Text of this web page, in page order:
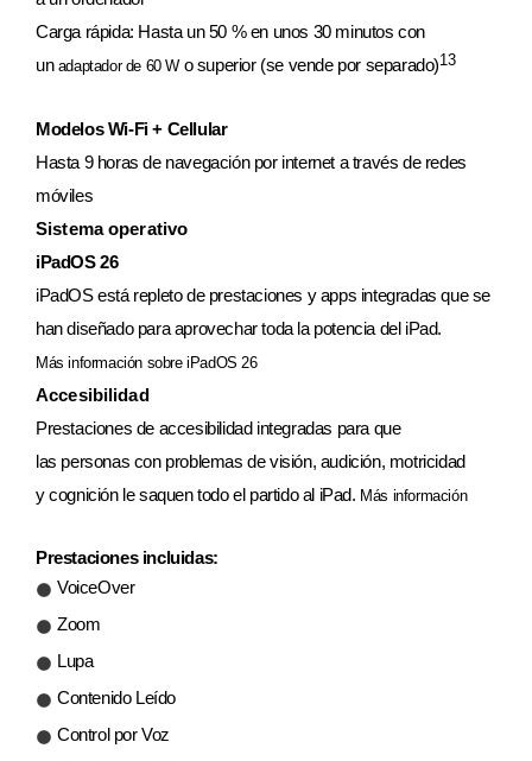
Carga rápida: Hasta un 50 % en unos 30 minutos con
un adaptador de 60 W o superior (se vende por separado)13
Modelos Wi‑Fi + Cellular
Hasta 9 horas de navegación por internet a través de redes
móviles
Sistema operativo
iPadOS 26
iPadOS está repleto de prestaciones y apps integradas que se
han diseñado para aprovechar toda la potencia del iPad.
Más información sobre iPadOS 26
Accesibilidad
Prestaciones de accesibilidad integradas para que
las personas con problemas de visión, audición, motricidad
y cognición le saquen todo el partido al iPad. Más información
Prestaciones incluidas:
VoiceOver
Zoom
Lupa
Contenido Leído
Control por Voz